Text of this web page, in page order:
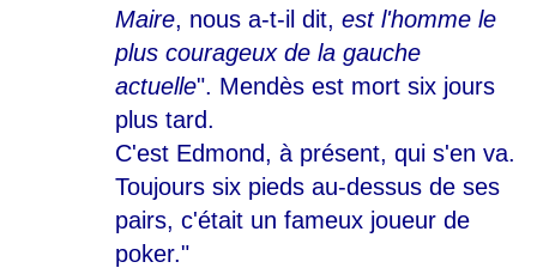
Maire, nous a-t-il dit, est l'homme le
plus courageux de la gauche
actuelle". Mendès est mort six jours
plus tard.
C'est Edmond, à présent, qui s'en va.
Toujours six pieds au-dessus de ses
pairs, c'était un fameux joueur de
poker."